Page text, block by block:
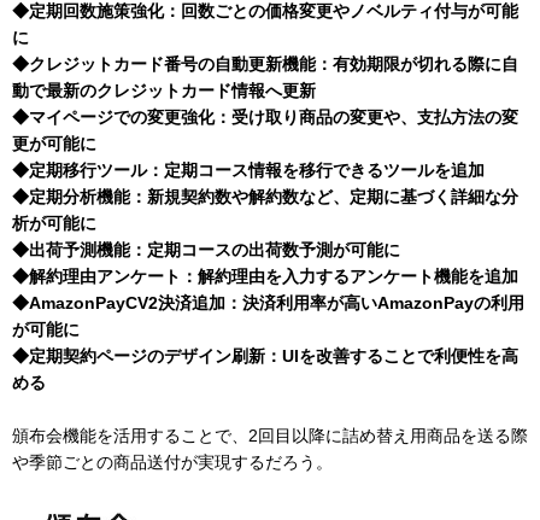
◆定期回数施策強化：回数ごとの価格変更やノベルティ付与が可能
に
◆クレジットカード番号の自動更新機能：有効期限が切れる際に自
動で最新のクレジットカード情報へ更新
◆マイページでの変更強化：受け取り商品の変更や、支払方法の変
更が可能に
◆定期移行ツール：定期コース情報を移行できるツールを追加
◆定期分析機能：新規契約数や解約数など、定期に基づく詳細な分
析が可能に
◆出荷予測機能：定期コースの出荷数予測が可能に
◆解約理由アンケート：解約理由を入力するアンケート機能を追加
◆AmazonPayCV2決済追加：決済利用率が高いAmazonPayの利用
が可能に
◆定期契約ページのデザイン刷新：UIを改善することで利便性を高
める
頒布会機能を活用することで、2回目以降に詰め替え用商品を送る際
や季節ごとの商品送付が実現するだろう。